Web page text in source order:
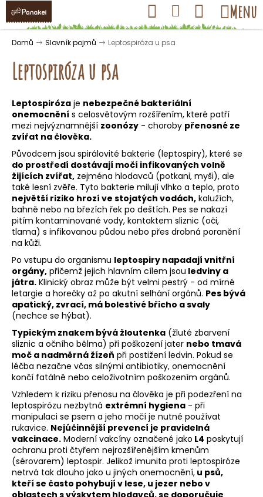
Přejít
obsah
Hledat Přihlášení
Nákupní
košík
Menu
Domů Slovník pojmů Leptospiróza u psa
Leptospiróza u psa
Leptospiróza je nebezpečné bakteriální
onemocnění s celosvětovým rozšířením, které patří
mezi nejvýznamnější zoonózy - choroby přenosné ze
zvířat na člověka.
Původcem jsou spirálovité bakterie (leptospiry), které se
do prostředí dostávají močí infikovaných volně
žijících zvířat, zejména hlodavců (potkani, myši), ale
také lesní zvěře. Tyto bakterie milují vlhko a teplo, proto
největší riziko hrozí ve stojatých vodách, kalužích,
bahně nebo na březích řek po deštích. Pes se nakazí
pitím kontaminované vody, kontaktem sliznic (oči,
tlama) s infikovanou půdou nebo přes drobná poranění
na kůži.
Po vstupu do organismu leptospiry napadají vnitřní
orgány, přičemž jejich hlavním cílem jsou ledviny a
játra. Klinický obraz může být velmi pestrý - od mírné
letargie a horečky až po akutní selhání orgánů. Pes bývá
apatický, zvrací, má bolestivé břicho a svaly
(nechce se hýbat).
Typickým znakem bývá žloutenka (žluté zbarvení
sliznic a očního bělma) při poškození jater nebo tmavá
moč a nadměrná žízeň při postižení ledvin. Pokud se
léčba nezačne včas silnými antibiotiky, onemocnění
končí fatálně nebo celoživotním poškozením orgánů.
Vzhledem k riziku přenosu na člověka je při podezření na
leptospirózu nezbytná extrémní hygiena - při
manipulaci se psem a jeho močí je nutné používat
rukavice. Nejúčinnější prevencí je pravidelná
vakcinace. Moderní vakcíny označené jako L4 poskytují
ochranu proti čtyřem nejrozšířenějším kmenům
(sérovarem) leptospir. Jelikož imunita proti leptospiróze
netrvá tak dlouho jako u jiných onemocnění, u psů,
kteří se často pohybují v lese, u jezer nebo v
K
o Zpět
Zpět
C
o
p
o
t
ř
e
b
u
j
e
t
e
n
a
j
í
t
?
HLEDAT